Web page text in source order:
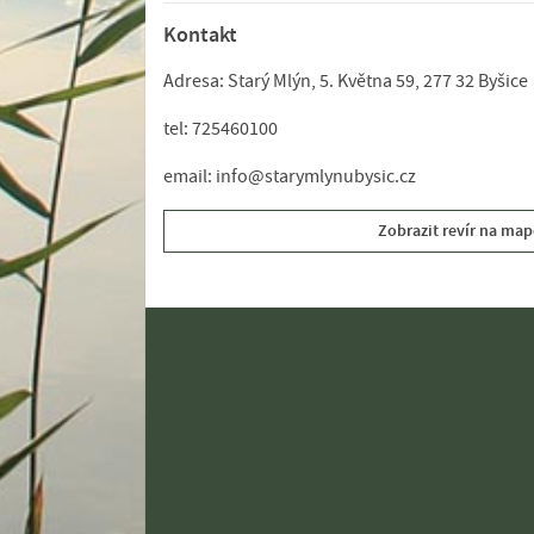
Kontakt
Adresa: Starý Mlýn, 5. Května 59, 277 32 Byšice
tel: 725460100
email: info@starymlynubysic.cz
Zobrazit revír na